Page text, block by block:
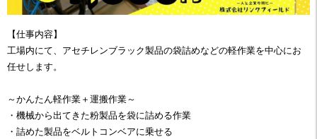
【仕事内容】
工場内にて、アセチレンブラック製品の袋詰めなどの軽作業を中心にお
任せします。
～かんたん軽作業＋運搬作業～
・機械から出てきた粉製品を袋に詰める作業
・詰めた製品をベルトコンベアに乗せる